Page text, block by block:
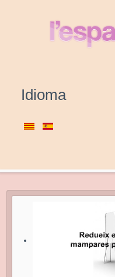
Idioma